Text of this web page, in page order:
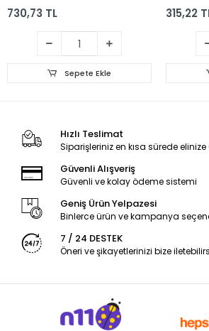
730,73 TL
Sepete Ekle
315,22
Hızlı Teslimat
Siparişleriniz en kısa sürede elinize
Güvenli Alışveriş
Güvenli ve kolay ödeme sistemi
Geniş Ürün Yelpazesi
Binlerce ürün ve kampanya
7 / 24 DESTEK
Öneri ve şikayetlerinizi bize